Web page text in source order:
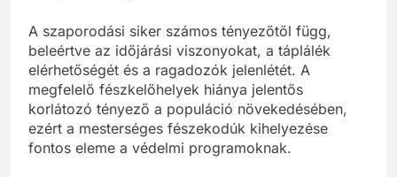
A szaporodási siker számos tényezőtől függ,
beleértve az időjárási viszonyokat, a táplálék
elérhetőségét és a ragadozók jelenlétét. A
megfelelő fészkelőhelyek hiánya jelentős
korlátozó tényező a populáció növekedésében,
ezért a mesterséges fészekodúk kihelyezése
fontos eleme a védelmi programoknak.